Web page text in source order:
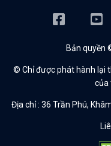
Bản quyền
© Chỉ được phát hành lại
của
Địa chỉ : 36 Trần Phú,